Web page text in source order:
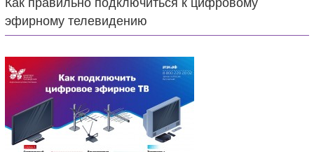
Как правильно подключиться к цифровому
эфирному телевидению